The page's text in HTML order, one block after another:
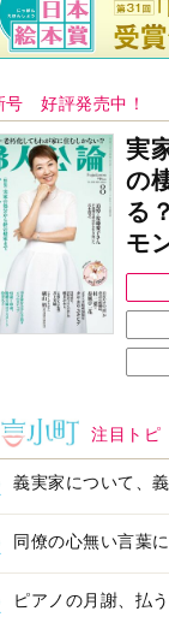
号 好評発売中！
実
の
る
モ
注目トピ
義実家について、
同僚の心無い言葉
ピアノの月謝、払